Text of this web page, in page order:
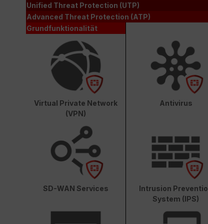
Unified Threat Protection (UTP)
Advanced Threat Protection (ATP)
Grundfunktionalität
Virtual Private Network
(VPN)
Antivirus
SD-WAN Services
Intrusion
System (IPS)